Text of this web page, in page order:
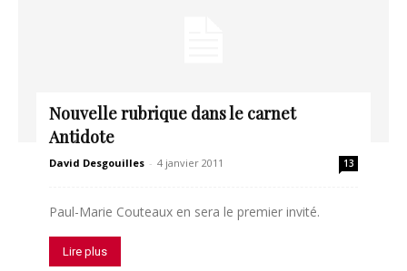
Nouvelle rubrique dans le carnet
Antidote
David Desgouilles - 4 janvier 2011 13
Paul-Marie Couteaux en sera le premier invité.
Lire plus